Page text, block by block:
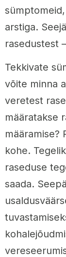
arstiga.
rasedustest
Tekkivate
võite minna
veretest
määratakse
määramise?
kohe.
raseduse
saada.